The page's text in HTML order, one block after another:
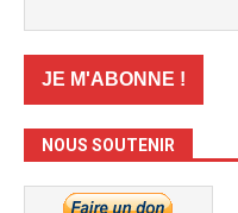
NOUS SOUTENIR